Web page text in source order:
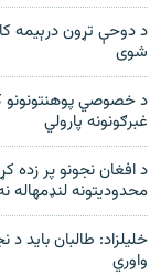
د دوحې تړون درېیمه
شوی
د خصوصي پوهنتونونو
غبرګونونه پارولي
د افغان نجونو پر زده
محدودیتونه لنډمهاله
خلیلزاد: طالبان باید
واوري